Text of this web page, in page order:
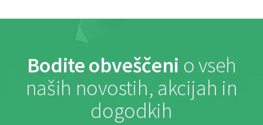
Bodite obveščeni o vseh
naših novostih, akcijah in
dogodkih